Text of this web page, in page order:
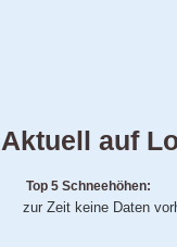
Aktuell auf
Top 5 Schneehöhen:
zur Zeit keine Daten